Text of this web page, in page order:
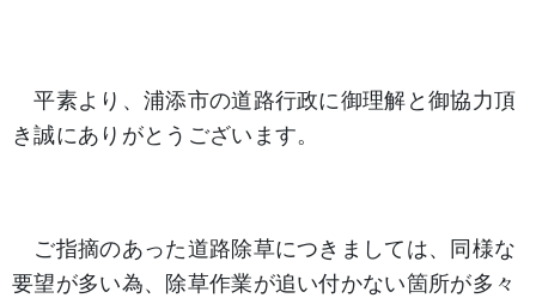
平素より、浦添市の道路行政に御理解と御協力頂
き誠にありがとうございます。
ご指摘のあった道路除草につきましては、同様な
要望が多い為、除草作業が追い付かない箇所が多々